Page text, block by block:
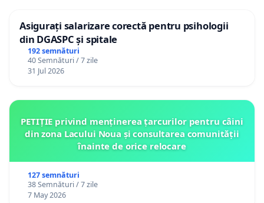
Asigurați salarizare corectă pentru psihologii
din DGASPC și spitale
192 semnături
40 Semnături / 7 zile
31 Jul 2026
PETIȚIE privind menținerea țarcurilor pentru câini
din zona Lacului Noua și consultarea comunității
înainte de orice relocare
127 semnături
38 Semnături / 7 zile
7 May 2026